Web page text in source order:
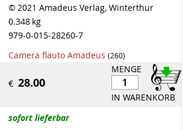
© 2021 Amadeus Verlag, Winterthur
0.348 kg
979-0-015-28260-7
Camera flauto Amadeus (260)
MENGE
IN WARENKORB
€28.00
sofort lieferbar